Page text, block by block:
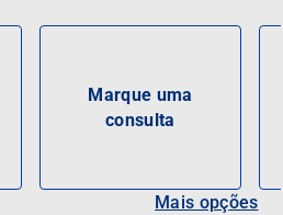
Marque uma
consulta
Mais opções